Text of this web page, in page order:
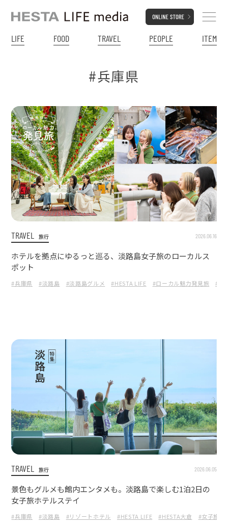
LIFE FOOD TRAVEL PEOPLE ITEM
#兵庫県
TRAVEL 旅行 2026.06.16
ホテルを拠点にゆるっと巡る、淡路島女子旅のローカルス
ポット
#兵庫県 #淡路島 #淡路島グルメ #HESTA LIFE #ローカル魅力発見旅 #ザ
TRAVEL 旅行 2026.06.05
景色もグルメも館内エンタメも。淡路島で楽しむ1泊2日の
女子旅ホテルステイ
#兵庫県 #淡路島 #リゾートホテル #HESTA LIFE #HESTA大倉 #女子旅